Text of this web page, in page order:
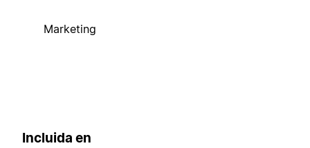
Marketing
Incluida en